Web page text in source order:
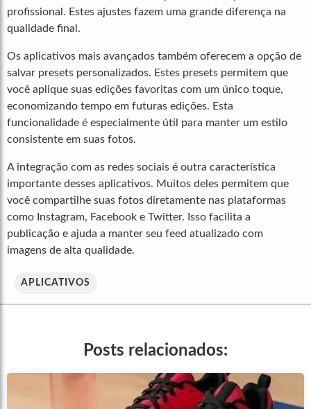
profissional. Estes ajustes fazem uma grande diferença na
qualidade final.
Os aplicativos mais avançados também oferecem a opção de
salvar presets personalizados. Estes presets permitem que
você aplique suas edições favoritas com um único toque,
economizando tempo em futuras edições. Esta
funcionalidade é especialmente útil para manter um estilo
consistente em suas fotos.
A integração com as redes sociais é outra característica
importante desses aplicativos. Muitos deles permitem que
você compartilhe suas fotos diretamente nas plataformas
como Instagram, Facebook e Twitter. Isso facilita a
publicação e ajuda a manter seu feed atualizado com
imagens de alta qualidade.
APLICATIVOS
Posts relacionados: